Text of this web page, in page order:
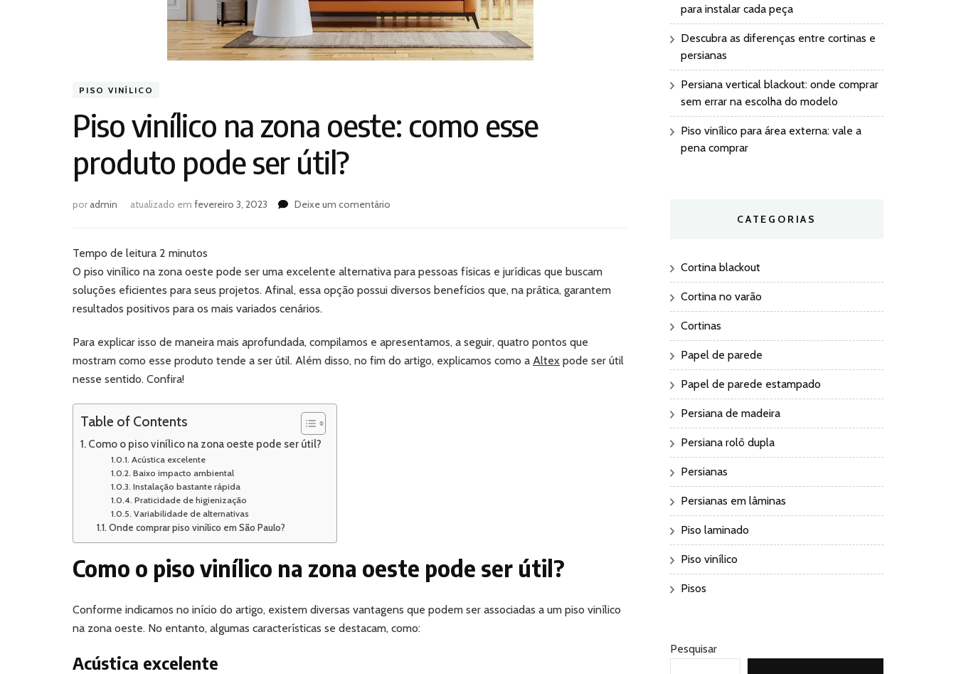
PISO VINÍLICO
Piso vinílico na zona oeste: como esse
produto pode ser útil?
poradmin atualizado em fevereiro 3, 2023 Deixe um comentário
oeste:
como
pode
ser
útil?
Tempo de leitura 2 minutos
O piso vinílico na zona oeste pode ser uma excelente alternativa para pessoas físicas e jurídicas que buscam
soluções eficientes para seus projetos. Afinal, essa opção possui diversos benefícios que, na prática, garantem
resultados positivos para os mais variados cenários.
Para explicar isso de maneira mais aprofundada, compilamos e apresentamos, a seguir, quatro pontos que
mostram como esse produto tende a ser útil. Além disso, no fim do artigo, explicamos como a Altex pode ser útil
nesse sentido. Confira!
Table of Contents
Como o piso vinílico na zona oeste pode ser útil?
Acústica excelente
Baixo impacto ambiental
Instalação bastante rápida
Praticidade de higienização
Variabilidade de alternativas
Onde comprar piso vinílico em São Paulo?
Como o piso vinílico na zona oeste pode ser útil?
Conforme indicamos no início do artigo, existem diversas vantagens que podem ser associadas a um piso vinílico
na zona oeste. No entanto, algumas características se destacam, como:
Acústica excelente
para instalar cada peça
Descubra as diferenças entre cortinas e
persianas
Persiana vertical blackout: onde comprar
sem errar na escolha do modelo
Piso vinílico para área externa: vale a
pena comprar
CATEGORIAS
Cortina blackout
Cortina no varão
Cortinas
Papel de parede
Papel de parede estampado
Persiana de madeira
Persiana rolô dupla
Persianas
Persianas em lâminas
Piso laminado
Piso vinílico
Pisos
Pesquisar